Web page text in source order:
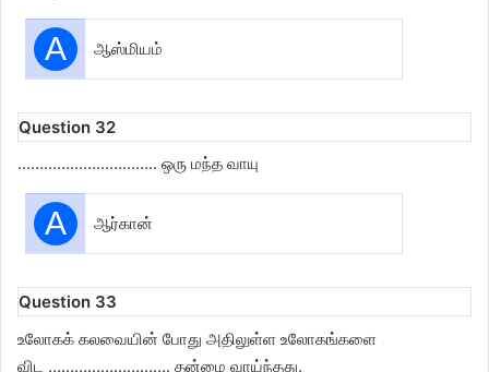
A ஆஸ்மியம்
Question 32
………………………….. ஒரு மந்த வாயு
A ஆர்கான்
Question 33
உலோகக் கலவையின் போது அதிலுள்ள உலோகங்களை
விட ………………………. தன்மை வாய்ந்தது.